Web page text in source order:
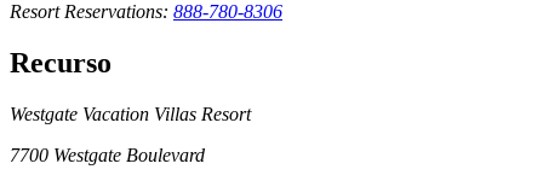
Resort Reservations: 888-780-8306
Recurso
Westgate Vacation Villas Resort
7700 Westgate Boulevard